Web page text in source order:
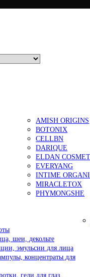
AMISH ORIGINS
BOTONIX
CELLBN
DARIQUE
ELDAN
EVERYANG
INTIME
MIRACLETOX
PHYMONGSHE
шеи, декольте
эмульсии для лица
концентраты для
гели для глаз